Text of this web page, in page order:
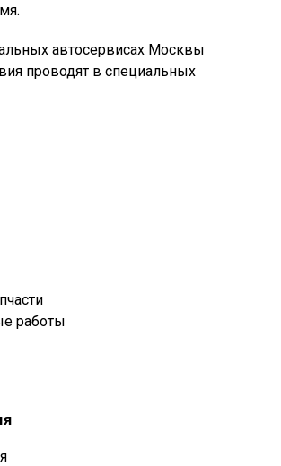
автосервисах Москвы
проводят в специальных
работы